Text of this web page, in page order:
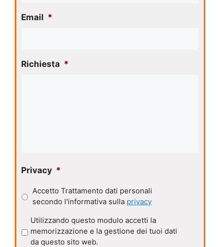
Email *
Richiesta *
Privacy *
Accetto Trattamento dati personali
secondo l'informativa sulla privacy
r
Utilizzando questo modulo accetti la
memorizzazione e la gestione dei tuoi dati
da questo sito web.